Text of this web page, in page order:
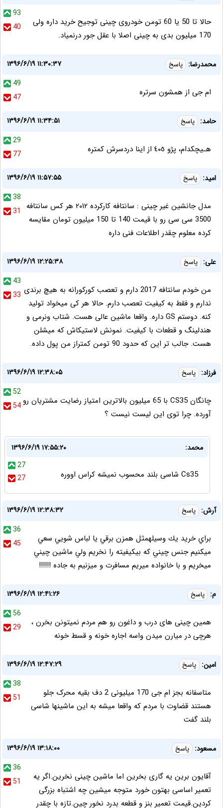
93
40
حالا تا 50 یا 60 تومن خودروی چینی توجیح خرید داره ولی
170 میلیون بدی به چینی اصلا با عقل جور درنمیاد.
محمدرضا: پاسخ
۱۳۹۶/۶/۱۹ ۱۱:۳۰:۳۷
49
47
ام جى از همشون سرتره
حامد: پاسخ
۱۳۹۶/۶/۱۹ ۱۱:۳۴:۵۱
29
77
هـيچكدام، پژو ٤٠٥ از اينا دردسرش كمتره
امید: پاسخ
۱۳۹۶/۶/۱۹ ۱۱:۵۷:۵۵
38
31
مدل جانشین غیر چینی : سانتافه کارکرده ۲۰۱۲ هر کس سانتافه
3500 سی سی رو با قیمت 140 تا 150 میلیون تومان مقایسه
کرده معلوم چقدر اطلاعات فنی داره
علی: پاسخ
۱۳۹۶/۶/۱۹ ۱۲:۲۵:۳۸
43
33 من خودم سانتافه 2017 دارم و تعصب کورکورانه به هیچ برندی
ندارم و فقط به کیفیت تعصب دارم. حالا هر کی میخواد تولید
کنه. دوستم GS داره. واقعا ماشین عالی هست. شتاب ونرمی و
هندلینگ و قطعات با کیفیت. نمونش لاستیکاش که میشلن
هست. جالب تر این که حدود 90 تومن کمتراز من پول داده.
فرزاد: پاسخ
۱۳۹۶/۶/۱۹ ۱۲:۳۸:۰۵
52
54 چانگان CS35 با 65 میلیون بالاترین امتیاز رضایت مشتریان رو
آورده. چرا توی این لیست نیست ؟
محمد:
۱۳۹۶/۶/۱۹ ۱۷:۵۵:۲۰
27
27
Cs35 شاسی بلند محسوب نمیشه کراس اووره
آرش: پاسخ
۱۳۹۶/۶/۱۹ ۱۲:۳۸:۳۲
36
45
براي خريد يك وسيلهمثل همزن برقي يا لباس شويي سعي
ميكنيم جنس چيني كه بيكيفيته را نخريم ولي ماشين چيني
ميخريم و با خانواده ميريم مسافرت و ميزنيم به جاده !!!!!!
م: پاسخ
۱۳۹۶/۶/۱۹ ۱۲:۴۱:۲۶
56
29
همین چینی های درب و داغون رو هم مردم نمیتونن بخرن ،
هرچی در میارن میدن واسه اجاره خونه و قسط خونه
امین: پاسخ
۱۳۹۶/۶/۱۹ ۱۲:۴۷:۲۹
38
51
متاسفانه بجز ام جی 170 میلیونی 2 دف بقیه محرک جلو
هستند قضاوت با مردم که واقعا میشه به این ماشینها شاسی
بلند گفت
مسعود: پاسخ
۱۳۹۶/۶/۱۹ ۱۳:۱۸:۰۰
36
51
آقایون برین یه گاری بخرین اما ماشین چینی نخرین.اگر یه
تعمیر اساسی بهتون خورد متوجه میشین چه اشتباه بزرگی
کردین.قیمت تعمیر بنز و قطعه بدرد نخور چین.تازه با چقدر